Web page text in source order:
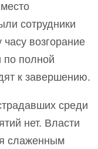
сотрудники
возгорание
по полной
к завершению.
среди
нет. Власти
слаженным